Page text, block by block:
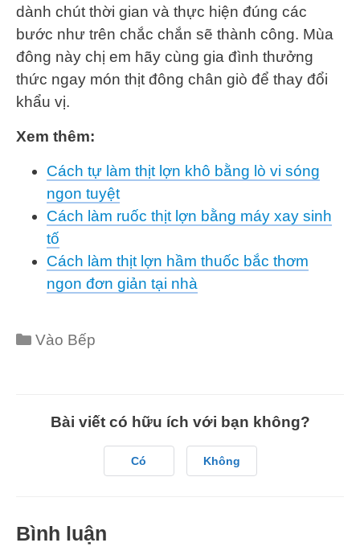
dành chút thời gian và thực hiện đúng các
bước như trên chắc chắn sẽ thành công. Mùa
đông này chị em hãy cùng gia đình thưởng
thức ngay món thịt đông chân giò để thay đổi
khẩu vị.
Xem thêm:
Cách tự làm thịt lợn khô bằng lò vi sóng
ngon tuyệt
Cách làm ruốc thịt lợn bằng máy xay sinh
tố
Cách làm thịt lợn hầm thuốc bắc thơm
ngon đơn giản tại nhà
Categories
Vào Bếp
Bài viết có hữu ích với bạn không?
Có Không
Bình luận